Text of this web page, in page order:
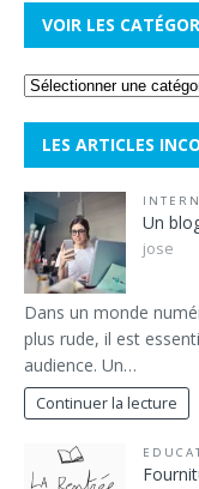
VOIR LES
LES ARTICLES
Un
jose
Dans un monde
plus rude, il est
audience. Un…
Continuer la lecture